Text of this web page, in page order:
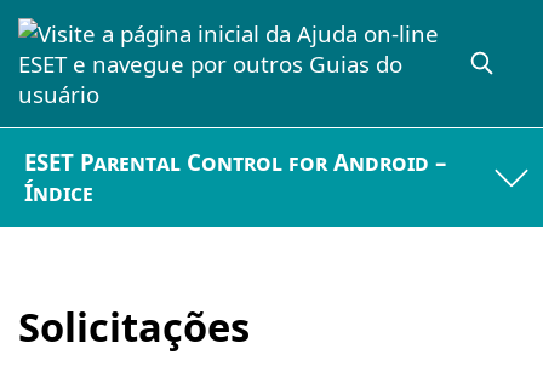
ESET Parental Control for Android –
Índice
Solicitações